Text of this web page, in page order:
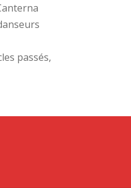
passés,